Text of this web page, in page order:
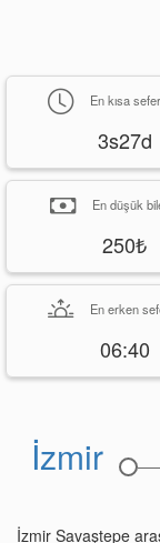
En kısa
3s27d
En düşük
250₺
En erken
06:40
İzmir
İzmir Savaştepe